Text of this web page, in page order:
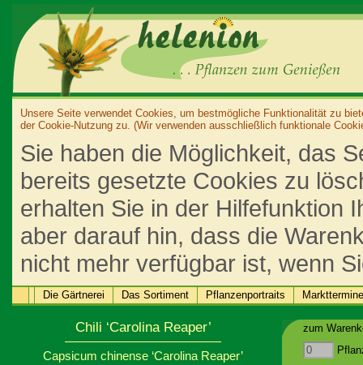
Unsere Seite verwendet Cookies, um bestmögliche Funktionalität zu
der Cookie-Nutzung zu. (Wir verwenden ausschließlich funktionale
Sie haben die Möglichkeit, das
bereits gesetzte Cookies zu
erhalten Sie in der Hilfefunktion
aber darauf hin, dass die
nicht mehr verfügbar ist, wenn
Die Gärtnerei Das Sortiment Pflanzenportraits Markttermine
Chili ‘Carolina Reaper’
Capsicum chinense ‘Carolina Reaper’
zum